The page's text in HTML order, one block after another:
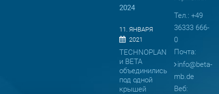
2024
11. ЯНВАРЯ
2021
TECHNOPLAN
и BETA
объединились
под одной
крышей
Тел.: +49
36333 666-
0
Почта:
info@beta-
mb.de
Веб: